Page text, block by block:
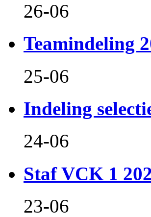
26-06
Teamindeling
25-06
Indeling
24-06
Staf VCK 1
23-06